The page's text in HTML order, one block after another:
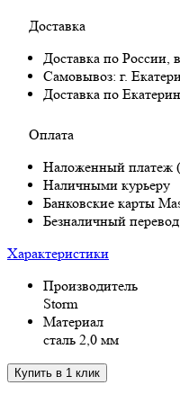
Доставка
Доставка по России,
Самовывоз: г.
Доставка по
Оплата
Наложенный платеж
Наличными курьеру
Банковские карты
Безналичный перевод
Характеристики
Производитель
Storm
Материал
сталь 2,0 мм